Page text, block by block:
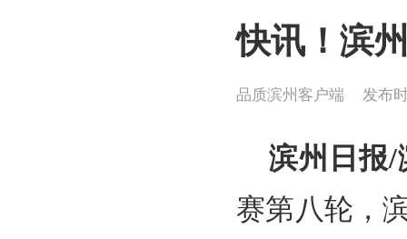
快讯！滨
品质滨州客户端 发布
滨州日报/
赛第八轮，